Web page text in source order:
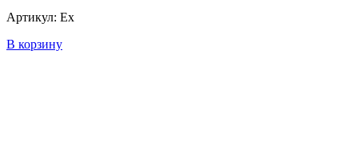
Артикул: Ex
В корзину